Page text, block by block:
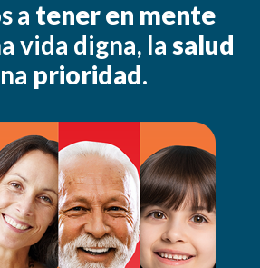
a tener en mente
vida digna, la salud
prioridad.